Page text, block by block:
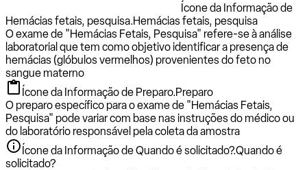
Ícone da Informação de
Hemácias fetais, pesquisa.Hemácias fetais, pesquisa
O exame de "Hemácias Fetais, Pesquisa" refere-se à análise
laboratorial que tem como objetivo identificar a presença de
hemácias (glóbulos vermelhos) provenientes do feto no
sangue materno
Ícone da Informação de Preparo.Preparo
O preparo específico para o exame de "Hemácias Fetais,
Pesquisa" pode variar com base nas instruções do médico ou
do laboratório responsável pela coleta da amostra
Ícone da Informação de Quando é solicitado?.Quando é
solicitado?